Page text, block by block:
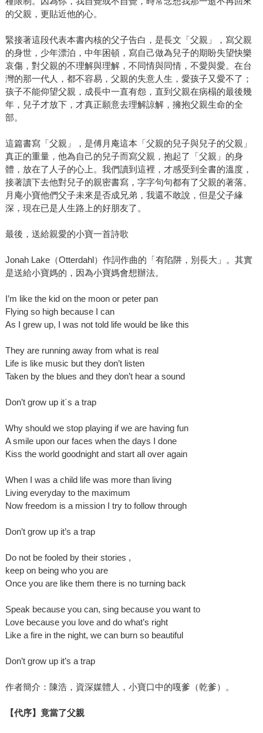
的父親，更貼近他的心。
緊接著這段代表本書內核的父子告白，是長文「父親」，寫父親
的身世，少年漂泊，中年困頓，寫自己做為兒子的期盼失望快樂
哀傷，對父親的不理解與理解，不同情與同情，不愛與愛。在台
灣的那一代人，都不容易，父親的失意人生，愛孩子又愛不了；
孩子不能仰望父親，成長中一直有怨，直到父親在病榻的最後幾
年，兒子才放下，才真正願意去理解諒解，擁抱父親生命的全
部。
這篇書寫「父親」，是傅月庵這本「父親的兒子與兒子的父親」
真正的重量，他為自己的兒子而寫父親，抱起了「父親」的身
體，放在了人子的心上。我們讀到這裡，才感受到全書的溫度，
接著讀下去他對兒子的親密書寫，字字句句都有了父親的著落。
月庵小寶他們父子未來是否成兄弟，我還不敢說，但是父子緣
深，現在已是人生路上的好朋友了。
最後，送給親愛的小寶一首詩歌
Jonah Lake（Otterdahl）作詞作曲的「有陷阱，別長大」。其實
是送給小寶媽的，因為小寶媽會想辦法。
I’m like the kid on the moon or peter pan
Flying so high because I can
As I grew up, I was not told life would be like this
They are running away from what is real
Life is like music but they don’t listen
Taken by the blues and they don’t hear a sound
Don’t grow up it´s a trap
Why should we stop playing if we are having fun
A smile upon our faces when the days I done
Kiss the world goodnight and start all over again
When I was a child life was more than living
Living everyday to the maximum
Now freedom is a mission I try to follow through
Don’t grow up it’s a trap
Do not be fooled by their stories ,
keep on being who you are
Once you are like them there is no turning back
Speak because you can, sing because you want to
Love because you love and do what’s right
Like a fire in the night, we can burn so beautiful
Don’t grow up it’s a trap
作者簡介：陳浩，資深媒體人，小寶口中的嘎爹（乾爹）。
【代序】竟當了父親